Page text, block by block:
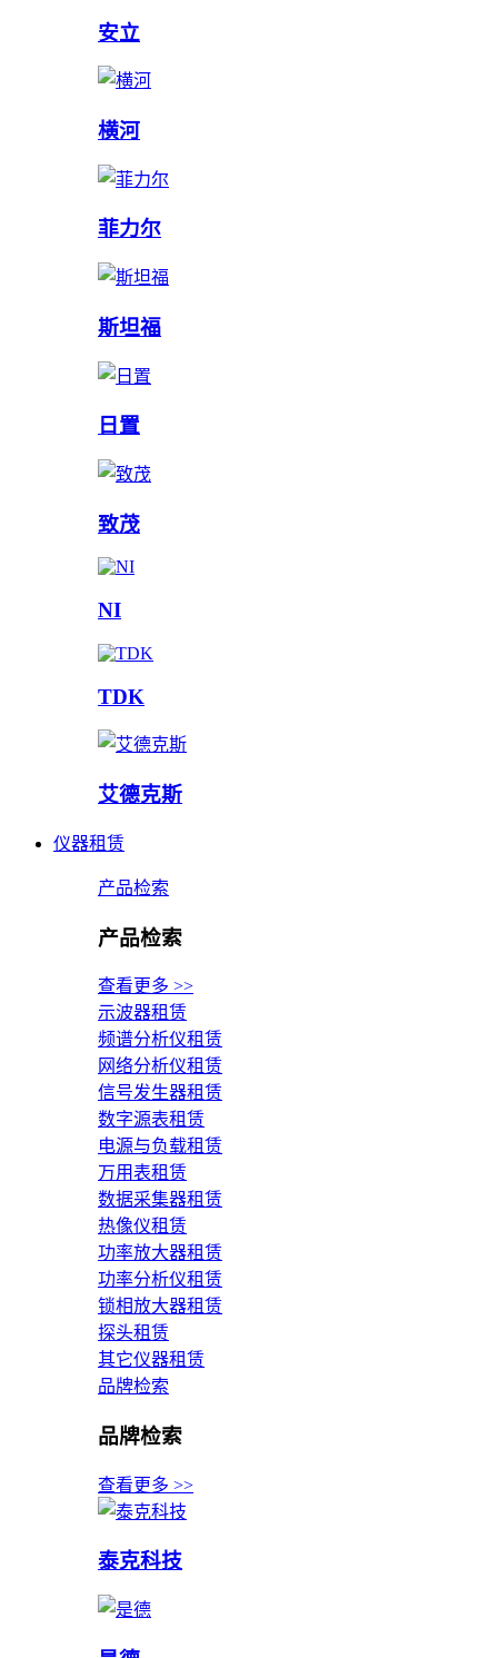
安立
横河
菲力尔
斯坦福
日置
致茂
NI
TDK
艾德克斯
仪器租赁
产品检索
产品检索
查看更多 >>
示波器租赁
频谱分析仪租赁
网络分析仪租赁
信号发生器租赁
数字源表租赁
电源与负载租赁
万用表租赁
数据采集器租赁
热像仪租赁
功率放大器租赁
功率分析仪租赁
锁相放大器租赁
探头租赁
其它仪器租赁
品牌检索
品牌检索
查看更多 >>
泰克科技